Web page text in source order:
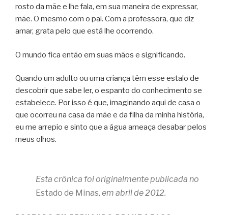
rosto da mãe e lhe fala, em sua maneira de expressar,
mãe. O mesmo com o pai. Com a professora, que diz
amar, grata pelo que está lhe ocorrendo.
O mundo fica então em suas mãos e significando.
Quando um adulto ou uma criança têm esse estalo de
descobrir que sabe ler, o espanto do conhecimento se
estabelece. Por isso é que, imaginando aqui de casa o
que ocorreu na casa da mãe e da filha da minha história,
eu me arrepio e sinto que a água ameaça desabar pelos
meus olhos.
Esta crônica foi originalmente publicada no
Estado de Minas, em abril de 2012.